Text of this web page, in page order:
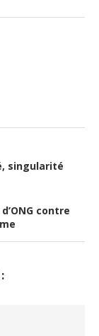
singularité
contre